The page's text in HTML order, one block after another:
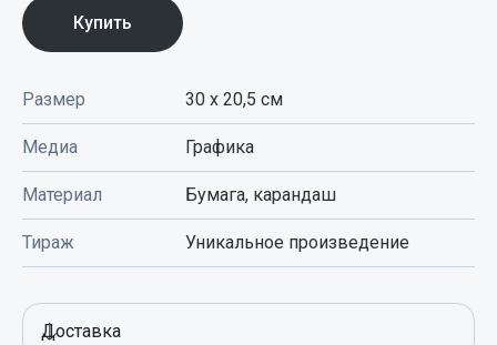
Купить
Размер 30 x 20,5 см
Медиа Графика
Материал Бумага, карандаш
Тираж Уникальное произведение
Доставка